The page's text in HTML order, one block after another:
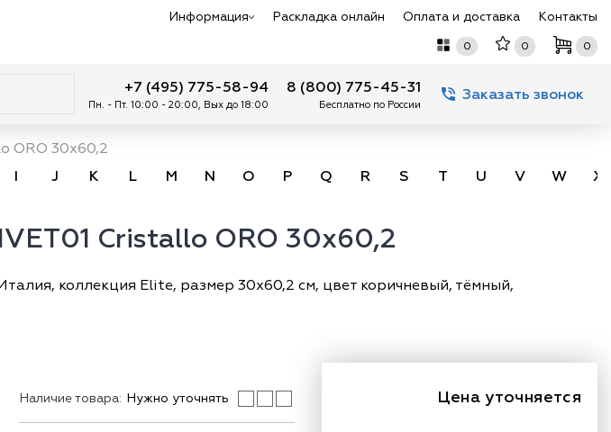
Информация Раскладка онлайн Оплата и доставка Контакты
0 0 0
+7 (495) 775-58-94
Пн. - Пт. 10:00 - 20:00, Вых до 18:00
8 (800) 775-45-31
Бесплатно по России
Заказать звонок
ORO 30x60,2
I J K L M N O P Q R S T U V W X
Cristallo ORO 30x60,2
коллекция Elite, размер 30х60,2 см, цвет коричневый, тёмный,
Наличие товара: Нужно уточнять Цена уточняется